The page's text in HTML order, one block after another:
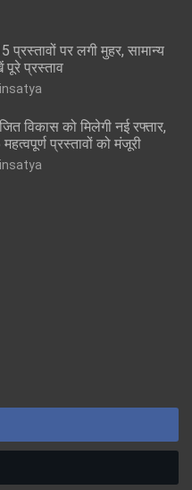
पर लगी मुहर, सामान्य
प्रस्ताव
विकास को मिलेगी नई रफ्तार,
प्रस्तावों को मंजूरी